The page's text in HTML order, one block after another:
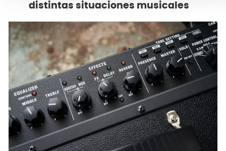
distintas situaciones musicales